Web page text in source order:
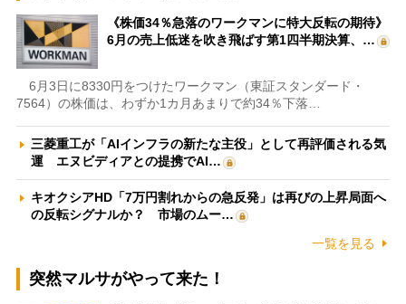
《株価34％急落のワークマンに特大反転の期待》
6月の売上低迷を吹き飛ばす第1四半期決算、…
6月3日に8330円をつけたワークマン（東証スタンダード・
7564）の株価は、わずか1カ月あまりで約34％下落…
三菱重工が「AIインフラの新たな主役」として再評価される気
運 エヌビディアとの提携でAI…
キオクシアHD「7万円割れからの急反発」は再びの上昇局面へ
の反転シグナルか？ 市場のムー…
一覧を見る
突然マルサがやって来た！